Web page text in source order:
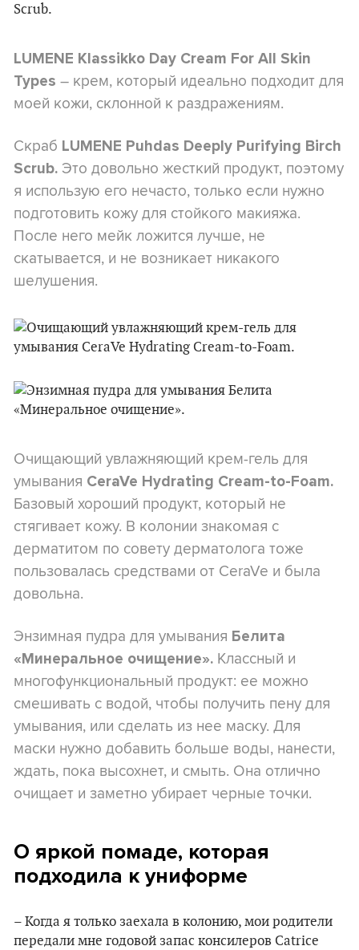
LUMENE Klassikko Day Cream For All Skin
Types – крем, который идеально подходит для
моей кожи, склонной к раздражениям.
Скраб LUMENE Puhdas Deeply Purifying Birch
Scrub. Это довольно жесткий продукт, поэтому
я использую его нечасто, только если нужно
подготовить кожу для стойкого макияжа.
После него мейк ложится лучше, не
скатывается, и не возникает никакого
шелушения.
Очищающий увлажняющий крем-гель для
умывания CeraVe Hydrating Cream-to-Foam.
Базовый хороший продукт, который не
стягивает кожу. В колонии знакомая с
дерматитом по совету дерматолога тоже
пользовалась средствами от CeraVe и была
довольна.
Энзимная пудра для умывания Белита
«Минеральное очищение». Классный и
многофункциональный продукт: ее можно
смешивать с водой, чтобы получить пену для
умывания, или сделать из нее маску. Для
маски нужно добавить больше воды, нанести,
ждать, пока высохнет, и смыть. Она отлично
очищает и заметно убирает черные точки.
О яркой помаде, которая
подходила к униформе
– Когда я только заехала в колонию, мои родители
передали мне годовой запас консилеров Catrice